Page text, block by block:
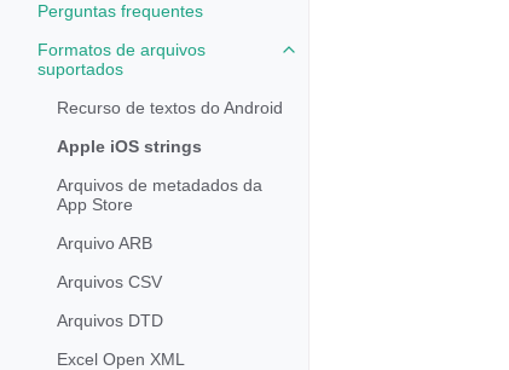
Perguntas frequentes
Formatos de arquivos
suportados
Toggle navigation of
Recurso de textos do Android
Apple iOS strings
Arquivos de metadados da
App Store
Arquivo ARB
Arquivos CSV
Arquivos DTD
Excel Open XML